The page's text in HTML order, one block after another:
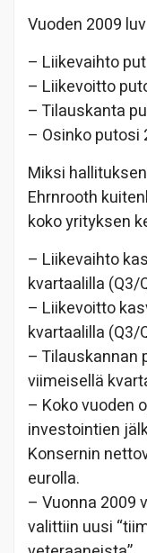
Vuoden 2009
– Liikevaihto
– Liikevoitto
– Tilauskanta
– Osinko putosi
Miksi
Ehrnrooth
koko yrityksen
– Liikevaihto
kvartaalilla (Q3/
– Liikevoitto
kvartaalilla (Q3/
– Tilauskannan
viimeisellä
– Koko vuoden
investointien
Konsernin
eurolla.
– Vuonna 2009
valittiin uusi